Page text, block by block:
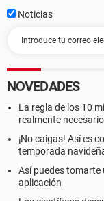
Noticias
NOVEDADES
La regla de los 10
realmente
¡No caigas! Así es
temporada
Así puedes tomarte
aplicación